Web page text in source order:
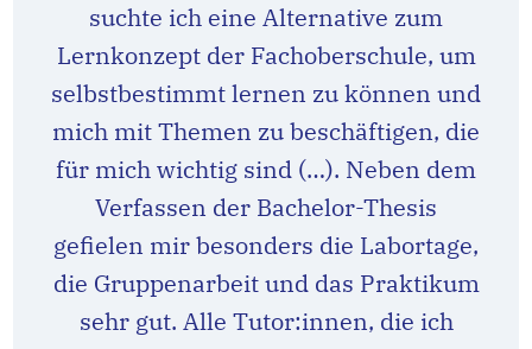
suchte ich eine Alternative zum
Lernkonzept der Fachoberschule, um
selbstbestimmt lernen zu können und
mich mit Themen zu beschäftigen, die
für mich wichtig sind (…). Neben dem
Verfassen der Bachelor-Thesis
gefielen mir besonders die Labortage,
die Gruppenarbeit und das Praktikum
sehr gut. Alle Tutor:innen, die ich